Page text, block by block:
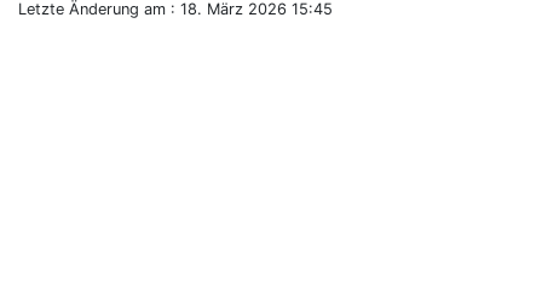
Letzte Änderung am : 18. März 2026 15:45